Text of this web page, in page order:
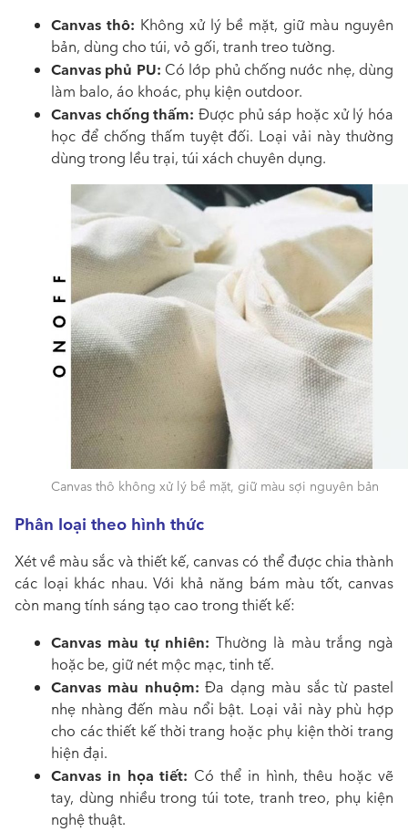
Canvas thô: Không xử lý bề mặt, giữ màu nguyên
bản, dùng cho túi, vỏ gối, tranh treo tường.
Canvas phủ PU: Có lớp phủ chống nước nhẹ, dùng
làm balo, áo khoác, phụ kiện outdoor.
Canvas chống thấm: Được phủ sáp hoặc xử lý hóa
học để chống thấm tuyệt đối. Loại vải này thường
dùng trong lều trại, túi xách chuyên dụng.
Canvas thô không xử lý bề mặt, giữ màu sợi nguyên bản
Phân loại theo hình thức
Xét về màu sắc và thiết kế, canvas có thể được chia thành
các loại khác nhau. Với khả năng bám màu tốt, canvas
còn mang tính sáng tạo cao trong thiết kế:
Canvas màu tự nhiên: Thường là màu trắng ngà
hoặc be, giữ nét mộc mạc, tinh tế.
Canvas màu nhuộm: Đa dạng màu sắc từ pastel
nhẹ nhàng đến màu nổi bật. Loại vải này phù hợp
cho các thiết kế thời trang hoặc phụ kiện thời trang
hiện đại.
Canvas in họa tiết: Có thể in hình, thêu hoặc vẽ
tay, dùng nhiều trong túi tote, tranh treo, phụ kiện
nghệ thuật.